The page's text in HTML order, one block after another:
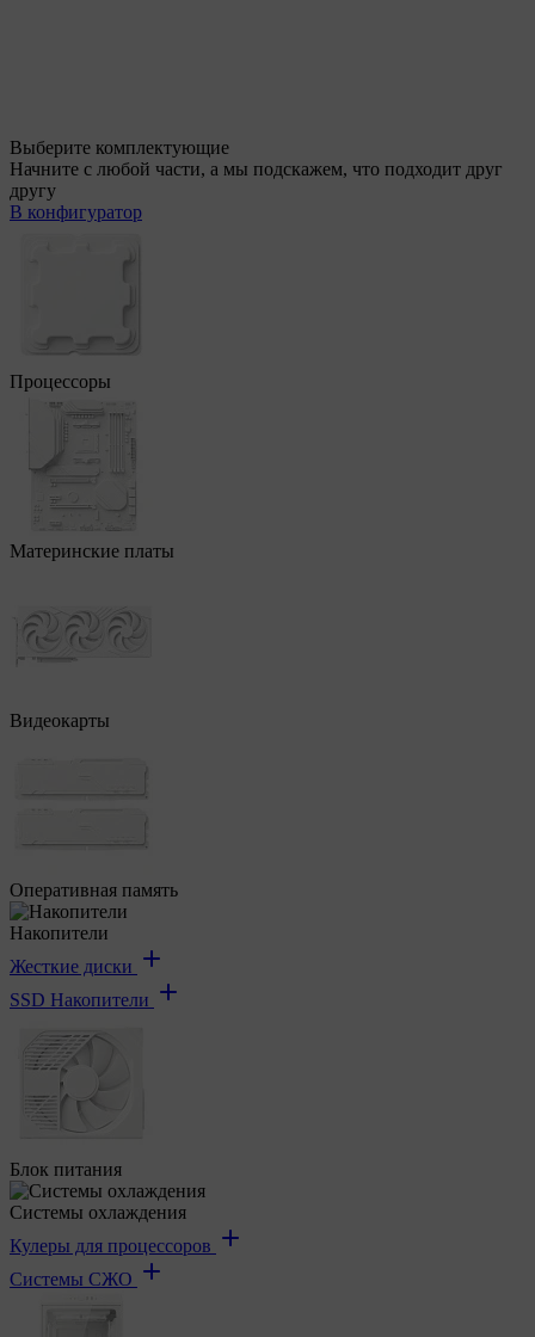
Выберите комплектующие
Начните с любой части, а мы подскажем, что подходит друг
другу
В конфигуратор
Процессоры
Материнские платы
Видеокарты
Оперативная память
Накопители
Жесткие диски
SSD Накопители
Блок питания
Системы охлаждения
Кулеры для процессоров
Системы СЖО